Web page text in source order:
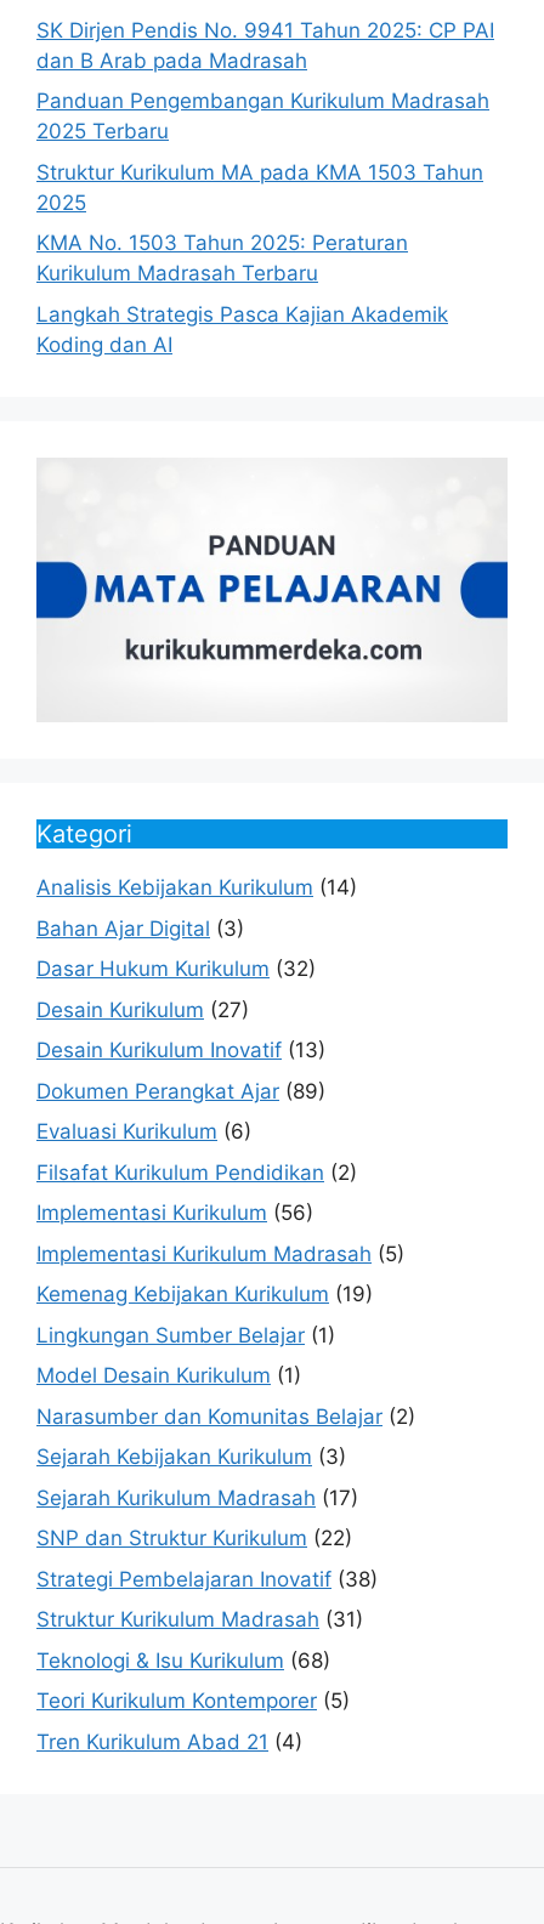
SK Dirjen Pendis No. 9941 Tahun 2025: CP PAI
dan B Arab pada Madrasah
Panduan Pengembangan Kurikulum Madrasah
2025 Terbaru
Struktur Kurikulum MA pada KMA 1503 Tahun
2025
KMA No. 1503 Tahun 2025: Peraturan
Kurikulum Madrasah Terbaru
Langkah Strategis Pasca Kajian Akademik
Koding dan AI
Kategori
Analisis Kebijakan Kurikulum (14)
Bahan Ajar Digital (3)
Dasar Hukum Kurikulum (32)
Desain Kurikulum (27)
Desain Kurikulum Inovatif (13)
Dokumen Perangkat Ajar (89)
Evaluasi Kurikulum (6)
Filsafat Kurikulum Pendidikan (2)
Implementasi Kurikulum (56)
Implementasi Kurikulum Madrasah (5)
Kemenag Kebijakan Kurikulum (19)
Lingkungan Sumber Belajar (1)
Model Desain Kurikulum (1)
Narasumber dan Komunitas Belajar (2)
Sejarah Kebijakan Kurikulum (3)
Sejarah Kurikulum Madrasah (17)
SNP dan Struktur Kurikulum (22)
Strategi Pembelajaran Inovatif (38)
Struktur Kurikulum Madrasah (31)
Teknologi & Isu Kurikulum (68)
Teori Kurikulum Kontemporer (5)
Tren Kurikulum Abad 21 (4)